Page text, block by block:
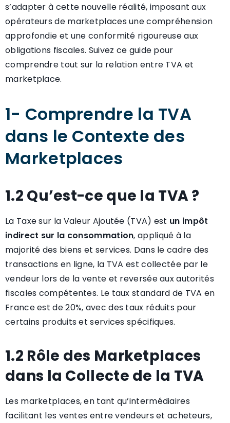
s’adapter à cette nouvelle réalité, imposant aux
opérateurs de marketplaces une compréhension
approfondie et une conformité rigoureuse aux
obligations fiscales. Suivez ce guide pour
comprendre tout sur la relation entre TVA et
marketplace.
1- Comprendre la TVA
dans le Contexte des
Marketplaces
1.2 Qu’est-ce que la TVA ?
La Taxe sur la Valeur Ajoutée (TVA) est un impôt
indirect sur la consommation, appliqué à la
majorité des biens et services. Dans le cadre des
transactions en ligne, la TVA est collectée par le
vendeur lors de la vente et reversée aux autorités
fiscales compétentes. Le taux standard de TVA en
France est de 20%, avec des taux réduits pour
certains produits et services spécifiques.
1.2 Rôle des Marketplaces
dans la Collecte de la TVA
Les marketplaces, en tant qu’intermédiaires
facilitant les ventes entre vendeurs et acheteurs,